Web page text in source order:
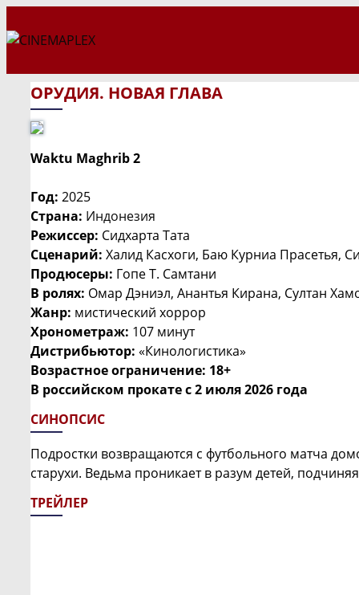
к
ОРУДИЯ. НОВАЯ ГЛАВА
Waktu Maghrib 2
Год: 2025
Страна: Индонезия
Режиссер: Сидхарта Тата
Сценарий: Халид Касхоги, Баю Курниа Прасетья,
Продюсеры: Гопе Т. Самтани
В ролях: Омар Дэниэл, Анантья Кирана, Султан
Жанр: мистический хоррор
Хронометраж: 107 минут
Дистрибьютор: «Кинологистика»
Возрастное ограничение: 18+
В российском прокате с2 июля 2026 года
СИНОПСИС
Подростки возвращаются с футбольного матча
старухи. Ведьма проникает в разум детей,
ТРЕЙЛЕР